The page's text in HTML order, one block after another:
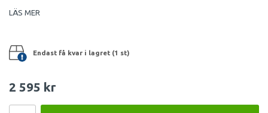
LÄS MER
Endast få kvar i lagret (1 st)
2 595 kr